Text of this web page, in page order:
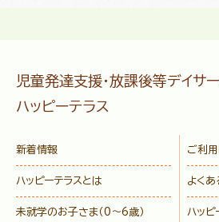
児童発達支援・放課後等デイサ
ハッピーテラス
新着情報
ハッピーテラスとは
未就学のお子さま （0〜6歳）
ご利
よくあ
ハッピ